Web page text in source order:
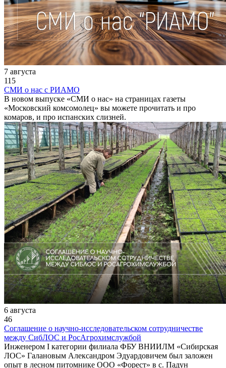
7 августа
115
СМИ о нас с РИАМО
В новом выпуске «СМИ о нас» на страницах газеты
«Московский комсомолец» вы можете прочитать и про
комаров, и про испанских слизней.
6 августа
46
Соглашение о научно-исследовательском сотрудничестве
между СибЛОС и РосАгрохимслужбой
Инженером I категории филиала ФБУ ВНИИЛМ «Сибирская
ЛОС» Галановым Александром Эдуардовичем был заложен
опыт в лесном питомнике ООО «Форест» в с. Падун